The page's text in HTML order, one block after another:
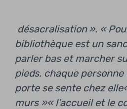
désacralisation ». «
bibliothèque est un
parler bas et marcher
pieds. chaque personne
porte se sente chez elle
murs »« l’accueil et le